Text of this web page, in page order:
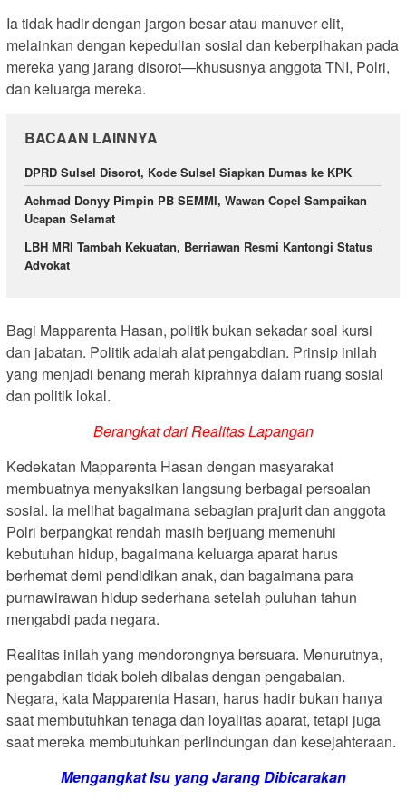
Ia tidak hadir dengan jargon besar atau manuver elit,
melainkan dengan kepedulian sosial dan keberpihakan pada
mereka yang jarang disorot—khususnya anggota TNI, Polri,
dan keluarga mereka.
BACAAN LAINNYA
DPRD Sulsel Disorot, Kode Sulsel Siapkan Dumas ke KPK
Achmad Donyy Pimpin PB SEMMI, Wawan Copel Sampaikan
Ucapan Selamat
LBH MRI Tambah Kekuatan, Berriawan Resmi Kantongi Status
Advokat
Bagi Mapparenta Hasan, politik bukan sekadar soal kursi
dan jabatan. Politik adalah alat pengabdian. Prinsip inilah
yang menjadi benang merah kiprahnya dalam ruang sosial
dan politik lokal.
Berangkat dari Realitas Lapangan
Kedekatan Mapparenta Hasan dengan masyarakat
membuatnya menyaksikan langsung berbagai persoalan
sosial. Ia melihat bagaimana sebagian prajurit dan anggota
Polri berpangkat rendah masih berjuang memenuhi
kebutuhan hidup, bagaimana keluarga aparat harus
berhemat demi pendidikan anak, dan bagaimana para
purnawirawan hidup sederhana setelah puluhan tahun
mengabdi pada negara.
Realitas inilah yang mendorongnya bersuara. Menurutnya,
pengabdian tidak boleh dibalas dengan pengabaian.
Negara, kata Mapparenta Hasan, harus hadir bukan hanya
saat membutuhkan tenaga dan loyalitas aparat, tetapi juga
saat mereka membutuhkan perlindungan dan kesejahteraan.
Mengangkat Isu yang Jarang Dibicarakan